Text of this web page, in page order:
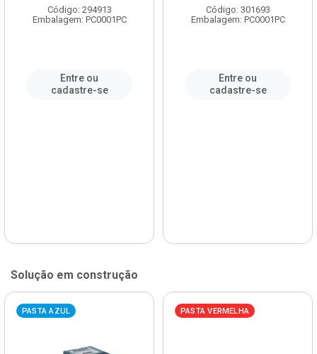
Código: 294913
Embalagem: PC0001PC
Entre ou
cadastre-se
Código: 301693
Embalagem: PC0001PC
Entre ou
cadastre-se
Solução em construção
PASTA AZUL PASTA VERMELHA